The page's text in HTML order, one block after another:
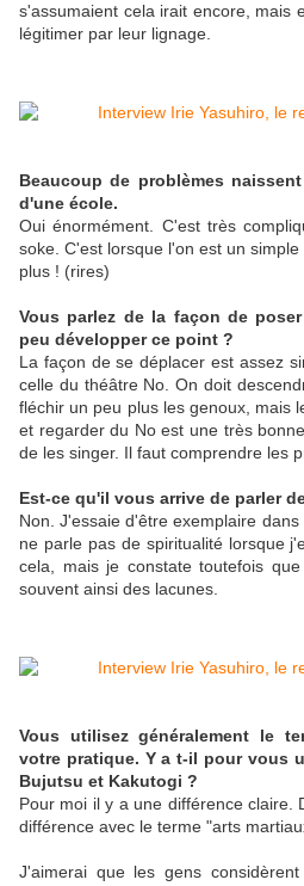
s'assumaient cela irait encore, mais
légitimer par leur lignage.
Beaucoup de problèmes
d'une école.
Oui énormément. C'est très
soke. C'est lorsque l'on est un
plus ! (rires)
Vous parlez de la façon de
peu développer ce point ?
La façon de se déplacer est assez
celle du théâtre No. On doit
fléchir un peu plus les genoux, mais
et regarder du No est une très
de les singer. Il faut comprendre les
Est-ce qu'il vous arrive de parler
Non. J'essaie d'être exemplaire
ne parle pas de spiritualité lorsque
cela, mais je constate toutefois
souvent ainsi des lacunes.
Vous utilisez généralement le
votre pratique. Y a t-il pour vous
Bujutsu et Kakutogi ?
Pour moi il y a une différence claire.
différence avec le terme "arts
J'aimerai que les gens